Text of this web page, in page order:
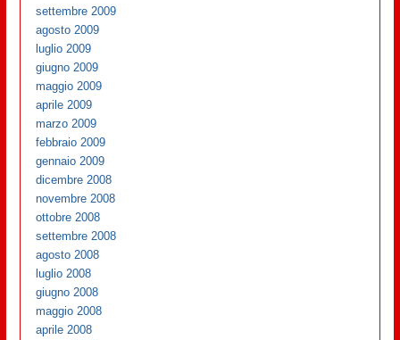
settembre 2009
agosto 2009
luglio 2009
giugno 2009
maggio 2009
aprile 2009
marzo 2009
febbraio 2009
gennaio 2009
dicembre 2008
novembre 2008
ottobre 2008
settembre 2008
agosto 2008
luglio 2008
giugno 2008
maggio 2008
aprile 2008